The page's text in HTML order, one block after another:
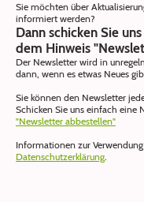
Sie möchten über
informiert werden?
Dann schicken Sie
dem Hinweis
Der Newsletter wird in
dann, wenn es etwas Neues
Sie können den Newsletter
Schicken Sie uns einfach eine
"Newsletter abbestellen"
Informationen zur
Datenschutzerklärung.